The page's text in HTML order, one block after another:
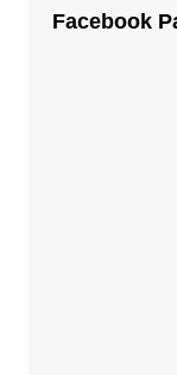
Facebook